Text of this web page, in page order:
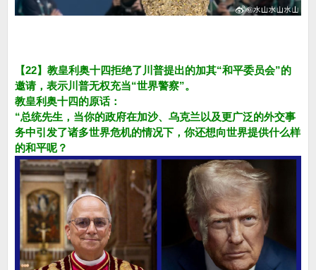
【22】教皇利奥十四拒绝了川普提出的加其“和平委员会”的
邀请，表示川普无权充当“世界警察”。
教皇利奥十四的原话：
“总统先生，当你的政府在加沙、乌克兰以及更广泛的外交事
务中引发了诸多世界危机的情况下，你还想向世界提供什么样
的和平呢？